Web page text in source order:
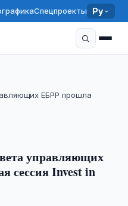
Спецпроекты Ру
ЕБРР прошла
управляющих
сессия Invest in